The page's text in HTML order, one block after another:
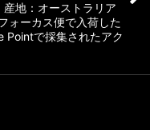
地：オーストラリア
ォーカス便で入荷した
Pointで採集されたアク